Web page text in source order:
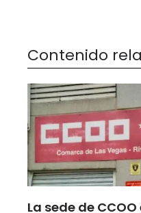
Contenido
La sede de CCOO